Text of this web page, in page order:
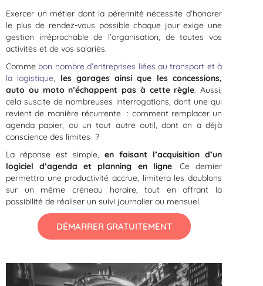
Exercer un métier dont la pérennité nécessite d’honorer
le plus de rendez-vous possible chaque jour exige une
gestion irréprochable de l’organisation, de toutes vos
activités et de vos salariés.
Comme bon nombre d’entreprises liées au transport et à
la logistique, les garages ainsi que les concessions,
auto ou moto n’échappent pas à cette règle. Aussi,
cela suscite de nombreuses interrogations, dont une qui
revient de manière récurrente : comment remplacer un
agenda papier, ou un tout autre outil, dont on a déjà
conscience des limites ?
La réponse est simple, en faisant l’acquisition d’un
logiciel d’agenda et planning en ligne. Ce dernier
permettra une productivité accrue, limitera les doublons
sur un même créneau horaire, tout en offrant la
possibilité de réaliser un suivi journalier ou mensuel.
DÉMARRER GRATUITEMENT